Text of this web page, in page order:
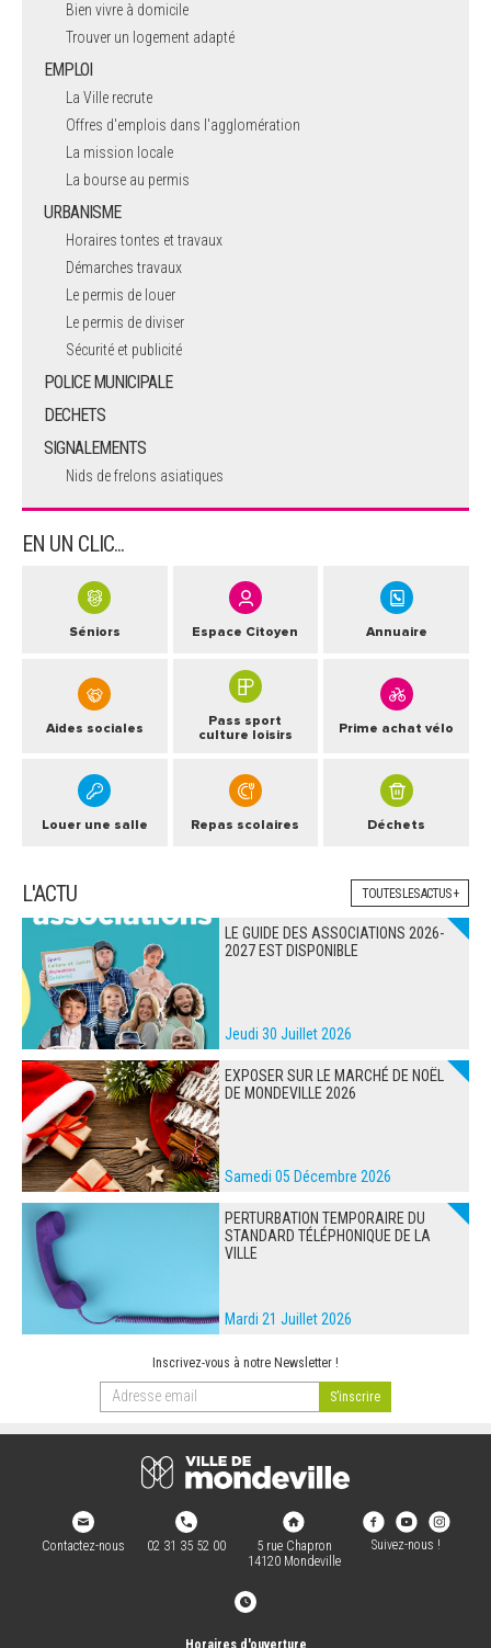
Bien vivre à domicile
Trouver un logement adapté
EMPLOI
La Ville recrute
Offres d'emplois dans l'agglomération
La mission locale
La bourse au permis
URBANISME
Horaires tontes et travaux
Démarches travaux
Le permis de louer
Le permis de diviser
Sécurité et publicité
POLICE MUNICIPALE
DECHETS
SIGNALEMENTS
Nids de frelons asiatiques
EN UN CLIC...
Séniors Espace Citoyen Annuaire
Aides sociales
Pass sport
culture loisirs
Prime achat vélo
Louer une salle Repas scolaires Déchets
L'ACTU TOUTES LES ACTUS +
LE GUIDE DES ASSOCIATIONS 2026-
2027 EST DISPONIBLE
Jeudi 30 Juillet 2026
EXPOSER SUR LE MARCHÉ DE NOËL
DE MONDEVILLE 2026
Samedi 05 Décembre 2026
PERTURBATION TEMPORAIRE DU
STANDARD TÉLÉPHONIQUE DE LA
VILLE
Mardi 21 Juillet 2026
Inscrivez-vous à notre Newsletter !
Contactez-nous 02 31 35 52 00
5 rue Chapron
14120 Mondeville
Suivez-nous !
Horaires d'ouverture